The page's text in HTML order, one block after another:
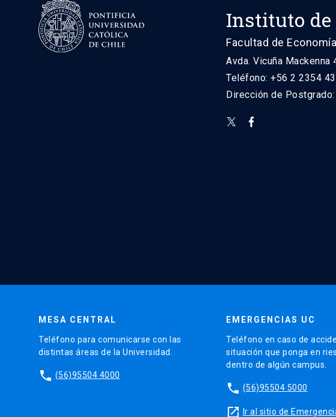
Instituto de
Facultad de
Avda. Vicuña Mackenna
Teléfono: +56 2 2354
Dirección de
MESA CENTRAL
Teléfono para comunicarse con las
distintas áreas de la Universidad.
phone (56)95504 4000
EMERGENCIAS UC
Teléfono en caso de
situación que ponga en
dentro de algún campus.
phone (56)95504 5000
launch Ir al sitio de